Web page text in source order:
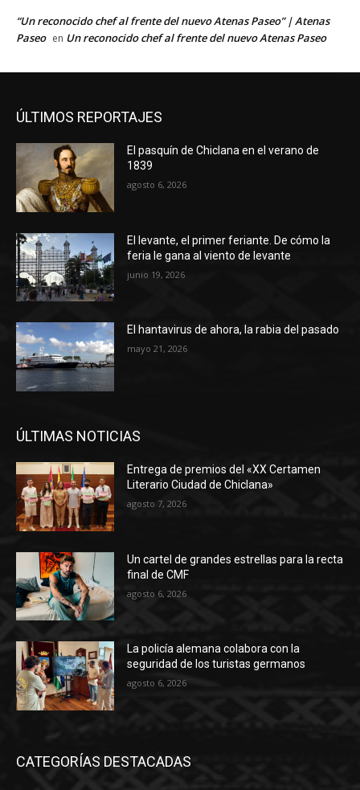
“Un reconocido chef al frente del nuevo Atenas Paseo” | Atenas
Paseo en Un reconocido chef al frente del nuevo Atenas Paseo
ÚLTIMOS REPORTAJES
El pasquín de Chiclana en el verano de
1839
agosto 6, 2026
El levante, el primer feriante. De cómo la
feria le gana al viento de levante
junio 19, 2026
El hantavirus de ahora, la rabia del pasado
mayo 21, 2026
ÚLTIMAS NOTICIAS
Entrega de premios del «XX Certamen
Literario Ciudad de Chiclana»
agosto 7, 2026
Un cartel de grandes estrellas para la recta
final de CMF
agosto 6, 2026
La policía alemana colabora con la
seguridad de los turistas germanos
agosto 6, 2026
CATEGORÍAS DESTACADAS